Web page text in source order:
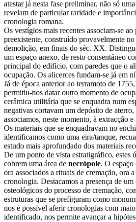
atestar já nesta fase preliminar, não só
revelam de particular raridade e
cronologia romana.
Os vestígios mais recentes associam-se
preexistente, construído provavelmente
demolição, em finais do séc. XX.
um espaço anexo, de resto consentâneo
principal do edifício, com paredes que o
ocupação. Os alicerces fundam-se já em
Já de época anterior ao terramoto de
permitiu-nos datar outro momento de
cerâmica utilitária que se enquadra num
negativas cortavam um depósito de
associamos, neste momento, à extracção
Os materiais que se enquadravam no
identificamos como uma eira/tanque,
estudo mais aprofundado dos materiais
De um ponto de vista estratigráfico,
cobrem uma área de necrópole. O
ora associados a rituais de cremação, ora
cronologia. Destacamos a presença de
osteológicos do processo de cremação,
estruturas que se prefiguram como
nos é possível aferir cronologias com
identificado, nos permite avançar a